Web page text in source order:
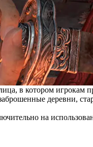
в котором игрокам
деревни,
на